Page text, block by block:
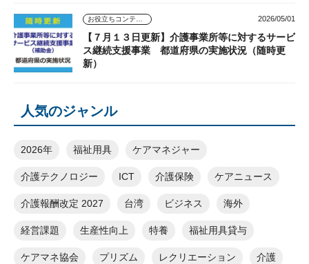
お役立ちコンテンツ 2026/05/01
【７月１３日更新】介護事業所等に対するサービ
ス継続支援事業 都道府県の実施状況（随時更
新）
人気のジャンル
2026年 福祉用具 ケアマネジャー
介護テクノロジー ICT 介護保険 ケアニュース
介護報酬改定 2027 台湾 ビジネス 海外
経営課題 生産性向上 特養 福祉用具貸与
ケアマネ協会 プリズム レクリエーション 介護